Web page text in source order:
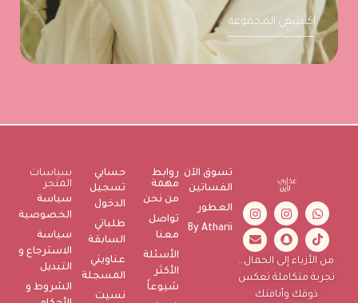
اكتشفي المجموعة
من الأزياء إلى الجمال…
تجربة متكاملة تعكس
ذوقك وأناقتك
تسوق الآن
الفساتين
العطور
By Atharii
روابط
مهمة
من نحن
تواصل
معنا
الأسئلة
الأكثر
شيوعاً
حسابي
تسجيل
الدخول
طلباتي
السابقة
عناويني
المسجلة
نسيت
سياسات
المتجر
سياسة
الخصوصية
سياسة
الاسترجاع و
التبديل
الشروط و